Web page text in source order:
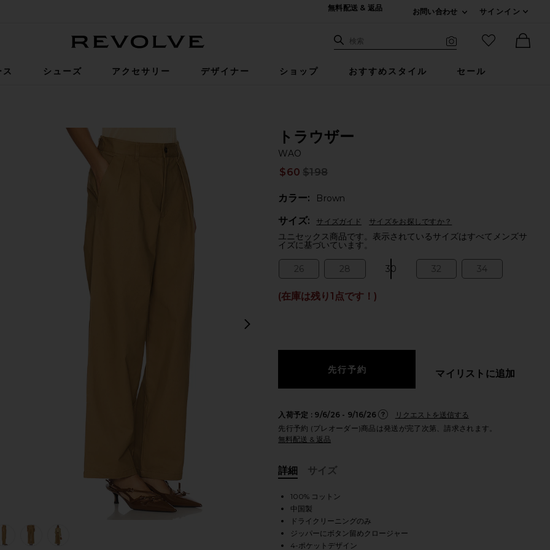
無料配送 & 返品
お問い合わせ
サインイン
サイト検索
検索
お気に入り
シューズ アクセサリー デザイナー ショップ おすすめスタイル セール
view 1 of 5 トラウザー in Brown view 2 of 5 トラウザー in Brown
トラウザー
WAO
$60 $198
カラー:
Brown
サイズ: サイズガイド サイズをお探しですか？
ユニセックス商品です。表示されているサイズはすべてメンズサ
イズに基づいています。
26 28 30 32 34
(在庫は残り1点です！)
マイリストに追加
入荷予定 : 9/6/26 - 9/16/26
リクエストを送信する
先行予約 (プレオーダー)商品は発送が完了次第、請求されます。
無料配送 & 返品
詳細
サイズ
100% コットン
中国製
ドライクリーニングのみ
ジッパーにボタン留めクロージャー
4-ポケットデザイン